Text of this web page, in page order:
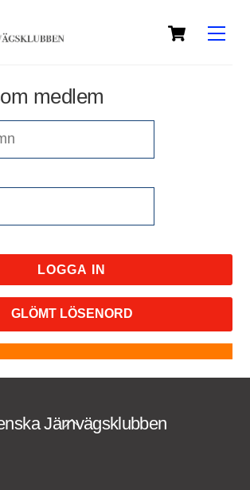
Cart
medlem
Back
Järnvägsklubben